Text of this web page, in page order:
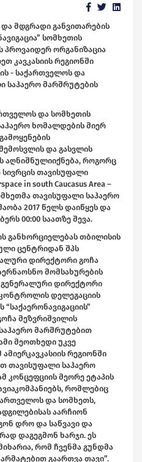
მდგრადი განვითარების
სომხეთის
პროვაიდერ ორგანიზაცია
კავკასიის რეგიონში
- საქართველოს და
საჰაერო მარშრუტების
და სომხეთის
ხომალდების მიერ
და გასვლის
აღნიშნულიიქნება, როგორც
სივრცის თავისუფალი
in south Caucasus Area –
თავისუფალი საჰაერო
2017 წელს დაიწყეს და
00:00 საათზე შევა.
განხორციელებას თბილისის
ცენტრიდან შპს
დირექტორი გოჩა
მომსახურების
გენერალური დირექტორი
დელეგაციის
მეზვრიშვილის
მარშრუტებით
მეოთხედი უკვე
რეგიონში
თავისუფალი საჰაერო
კონცეფციის მეორე ეტაპის
რომლებიც
და სომხეთს,
აარჩიონ
დრო და საწვავი და
დაგეგმონ ხარჯი. ეს
რომ ჩვენმა გუნდმა
გაართვა თავი”.